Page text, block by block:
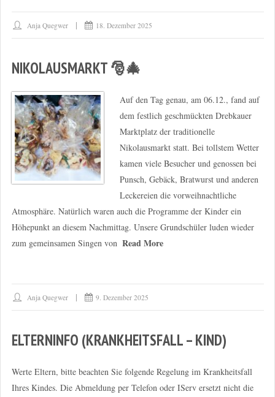
Anja Quegwer 18. Dezember 2025
NIKOLAUSMARKT 🎅🎄
Auf den Tag genau, am 06.12., fand auf
dem festlich geschmückten Drebkauer
Marktplatz der traditionelle
Nikolausmarkt statt. Bei tollstem Wetter
kamen viele Besucher und genossen bei
Punsch, Gebäck, Bratwurst und anderen
Leckereien die vorweihnachtliche
Atmosphäre. Natürlich waren auch die Programme der Kinder ein
Höhepunkt an diesem Nachmittag. Unsere Grundschüler luden wieder
zum gemeinsamen Singen von Read More
Anja Quegwer 9. Dezember 2025
ELTERNINFO (KRANKHEITSFALL – KIND)
Werte Eltern, bitte beachten Sie folgende Regelung im Krankheitsfall
Ihres Kindes. Die Abmeldung per Telefon oder IServ ersetzt nicht die